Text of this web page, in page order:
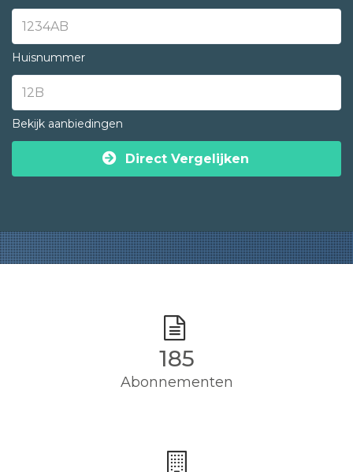
Huisnummer
Bekijk aanbiedingen
Direct Vergelijken
185
Abonnementen